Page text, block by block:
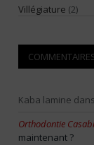
Villégiature (2)
Kaba lamine dans
Orthodontie
maintenant ?